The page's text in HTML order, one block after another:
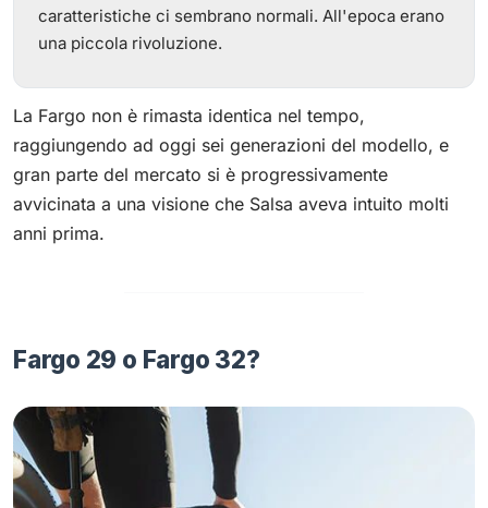
caratteristiche ci sembrano normali. All'epoca erano
una piccola rivoluzione.
La Fargo non è rimasta identica nel tempo,
raggiungendo ad oggi sei generazioni del modello, e
gran parte del mercato si è progressivamente
avvicinata a una visione che Salsa aveva intuito molti
anni prima.
Fargo 29 o Fargo 32?